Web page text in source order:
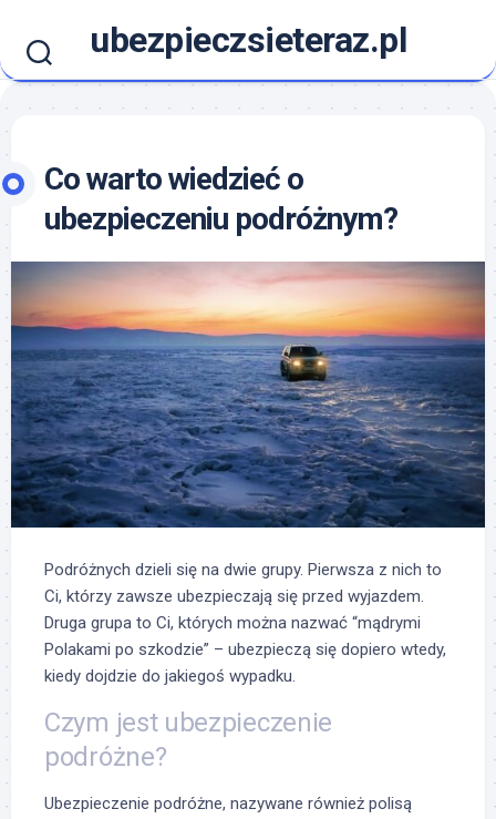
content
ubezpieczsieteraz.pl
Co warto wiedzieć o
ubezpieczeniu podróżnym?
Podróżnych dzieli się na dwie grupy. Pierwsza z nich to
Ci, którzy zawsze ubezpieczają się przed wyjazdem.
Druga grupa to Ci, których można nazwać “mądrymi
Polakami po szkodzie” – ubezpieczą się dopiero wtedy,
kiedy dojdzie do jakiegoś wypadku.
Czym jest ubezpieczenie
podróżne?
Ubezpieczenie podróżne, nazywane również polisą